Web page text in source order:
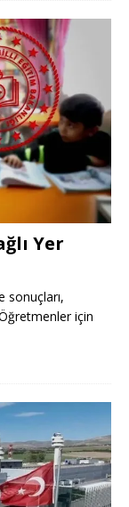
Yer
sonuçları,
için